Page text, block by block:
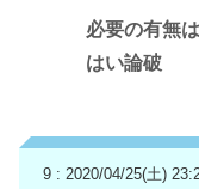
必要の有無
はい論破
9 : 2020/04/25(土)